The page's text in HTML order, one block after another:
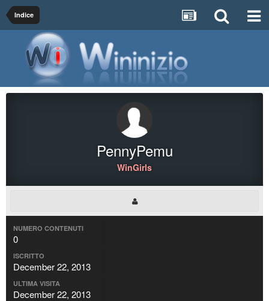
Indice
PennyPemu
WinGirls
NUMERO CONTENUTI
0
ISCRITTO
December 22, 2013
ULTIMA VISITA
December 22, 2013